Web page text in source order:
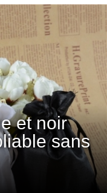
et noir
sans